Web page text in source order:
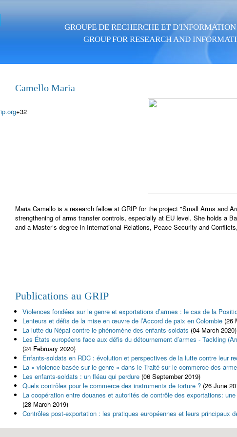
GROUPE DE RECHERCHE ET
GROUP FOR RESEARCH AND
Camello Maria
Maria Camello is a research fellow at GRIP for the project "Small Arms and
strengthening of arms transfer controls, especially at EU level. She holds a
and a Master’s degree in International Relations, Peace Security and
Publications au GRIP
Violences fondées sur le genre et exportations d’armes : le cas de la
Lenteurs et défis de la mise en œuvre de l’Accord de paix en Colombie (26
La lutte du Népal contre le phénomène des enfants-soldats (04 March 2020)
Les États européens face aux défis du détournement d’armes - Tackling
(24 February 2020)
Enfants-soldats en RDC : évolution et perspectives de la lutte contre leur
La « violence basée sur le genre » dans le Traité sur le commerce des
Les enfants-soldats : un fléau qui perdure (06 September 2019)
Quels contrôles pour le commerce des instruments de torture ? (26 June
La coopération entre douanes et autorités de contrôle des exportations:
(28 March 2019)
Contrôles post-exportation : les pratiques européennes et leurs principaux
+32